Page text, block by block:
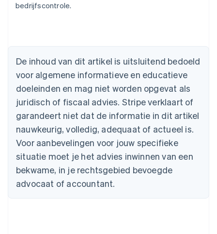
bedrijfscontrole.
De inhoud van dit artikel is uitsluitend bedoeld
voor algemene informatieve en educatieve
doeleinden en mag niet worden opgevat als
juridisch of fiscaal advies. Stripe verklaart of
garandeert niet dat de informatie in dit artikel
nauwkeurig, volledig, adequaat of actueel is.
Voor aanbevelingen voor jouw specifieke
situatie moet je het advies inwinnen van een
bekwame, in je rechtsgebied bevoegde
advocaat of accountant.
Australië
English
België
Nederlands FrançaisDeutschEnglish
Português English
Bulgarije
Canada
EnglishFrançais
Cyprus
Denemarken
English